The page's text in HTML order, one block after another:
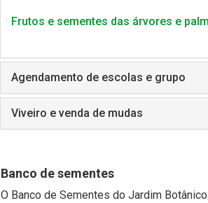
Frutos e sementes das árvores e
Agendamento de escolas e grupo
Viveiro e venda de mudas
Banco de sementes
O Banco de Sementes do Jardim